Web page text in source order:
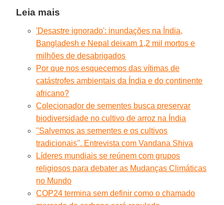
Leia mais
'Desastre ignorado': inundações na Índia,
Bangladesh e Nepal deixam 1,2 mil mortos e
milhões de desabrigados
Por que nos esquecemos das vítimas de
catástrofes ambientais da Índia e do continente
africano?
Colecionador de sementes busca preservar
biodiversidade no cultivo de arroz na Índia
''Salvemos as sementes e os cultivos
tradicionais''. Entrevista com Vandana Shiva
Líderes mundiais se reúnem com grupos
religiosos para debater as Mudanças Climáticas
no Mundo
COP24 termina sem definir como o chamado